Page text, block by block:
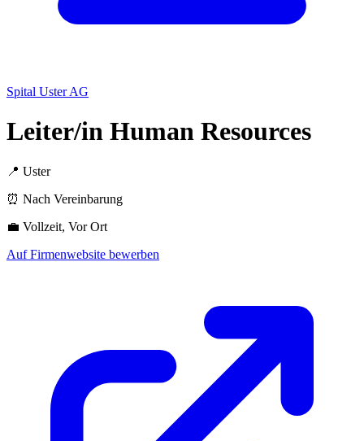
Spital Uster AG
Leiter/in Human Resources
📍 Uster
⏰ Nach Vereinbarung
💼 Vollzeit, Vor Ort
Auf Firmenwebsite bewerben